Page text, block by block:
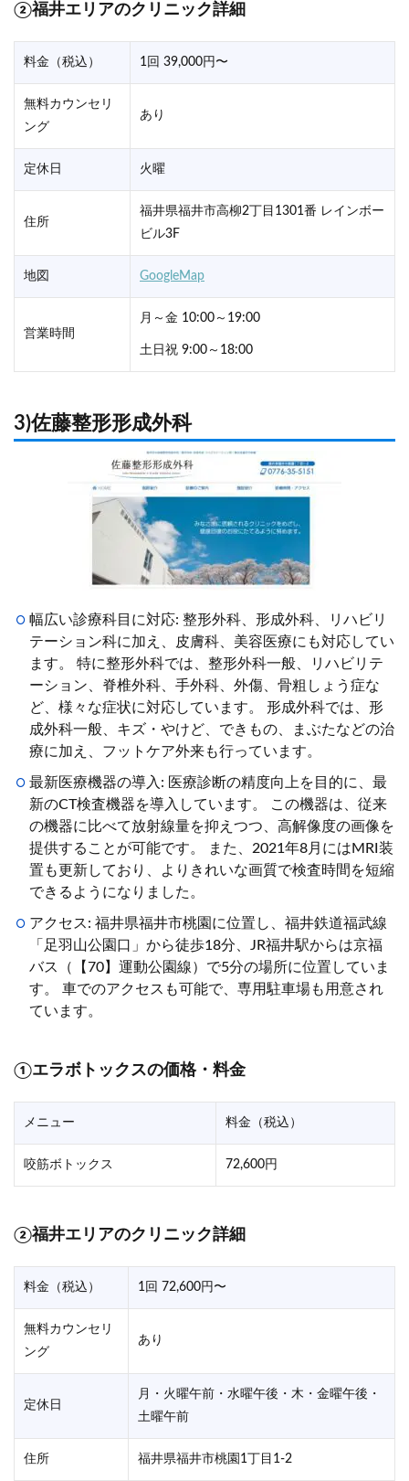
②福井エリアのクリニック詳細
料金（税込） 1回 39,000円〜
無料カウンセリ
ング
あり
定休日 火曜
住所
福井県福井市高柳2丁目1301番 レインボー
ビル3F
地図 GoogleMap
営業時間
月～金 10:00～19:00
土日祝 9:00～18:00
3)佐藤整形形成外科
幅広い診療科目に対応: 整形外科、形成外科、リハビリ
テーション科に加え、皮膚科、美容医療にも対応してい
ます。 特に整形外科では、整形外科一般、リハビリテ
ーション、脊椎外科、手外科、外傷、骨粗しょう症な
ど、様々な症状に対応しています。 形成外科では、形
成外科一般、キズ・やけど、できもの、まぶたなどの治
療に加え、フットケア外来も行っています。
最新医療機器の導入: 医療診断の精度向上を目的に、最
新のCT検査機器を導入しています。 この機器は、従来
の機器に比べて放射線量を抑えつつ、高解像度の画像を
提供することが可能です。 また、2021年8月にはMRI装
置も更新しており、よりきれいな画質で検査時間を短縮
できるようになりました。
アクセス: 福井県福井市桃園に位置し、福井鉄道福武線
「足羽山公園口」から徒歩18分、JR福井駅からは京福
バス（【70】運動公園線）で5分の場所に位置していま
す。 車でのアクセスも可能で、専用駐車場も用意され
ています。
①エラボトックスの価格・料金
メニュー 料金（税込）
咬筋ボトックス 72,600円
②福井エリアのクリニック詳細
料金（税込） 1回 72,600円〜
無料カウンセリ
ング
あり
定休日
月・火曜午前・水曜午後・木・金曜午後・
土曜午前
住所 福井県福井市桃園1丁目1-2